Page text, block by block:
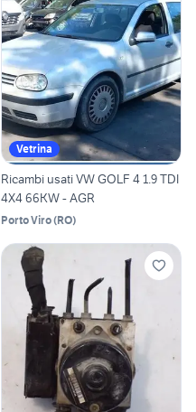
Vetrina
Ricambi usati VW GOLF 4 1.9 TDI
4X4 66KW - AGR
Porto Viro(RO)